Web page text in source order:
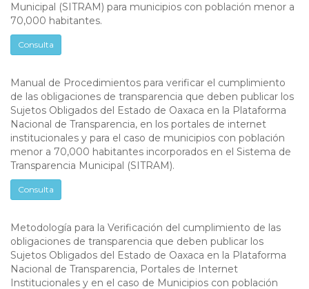
Municipal (SITRAM) para municipios con población menor a
70,000 habitantes.
Consulta
Manual de Procedimientos para verificar el cumplimiento
de las obligaciones de transparencia que deben publicar los
Sujetos Obligados del Estado de Oaxaca en la Plataforma
Nacional de Transparencia, en los portales de internet
institucionales y para el caso de municipios con población
menor a 70,000 habitantes incorporados en el Sistema de
Transparencia Municipal (SITRAM).
Consulta
Metodología para la Verificación del cumplimiento de las
obligaciones de transparencia que deben publicar los
Sujetos Obligados del Estado de Oaxaca en la Plataforma
Nacional de Transparencia, Portales de Internet
Institucionales y en el caso de Municipios con población